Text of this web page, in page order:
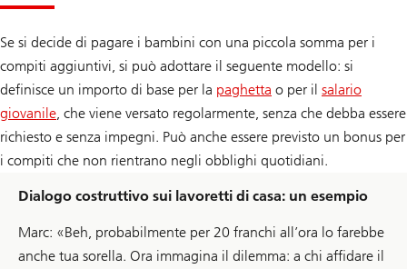
Se si decide di pagare i bambini con una piccola somma per i
compiti aggiuntivi, si può adottare il seguente modello: si
definisce un importo di base per la paghetta o per il salario
giovanile, che viene versato regolarmente, senza che debba essere
richiesto e senza impegni. Può anche essere previsto un bonus per
i compiti che non rientrano negli obblighi quotidiani.
Dialogo costruttivo sui lavoretti di casa: un esempio
Marc: «Beh, probabilmente per 20 franchi all’ora lo farebbe
anche tua sorella. Ora immagina il dilemma: a chi affidare il